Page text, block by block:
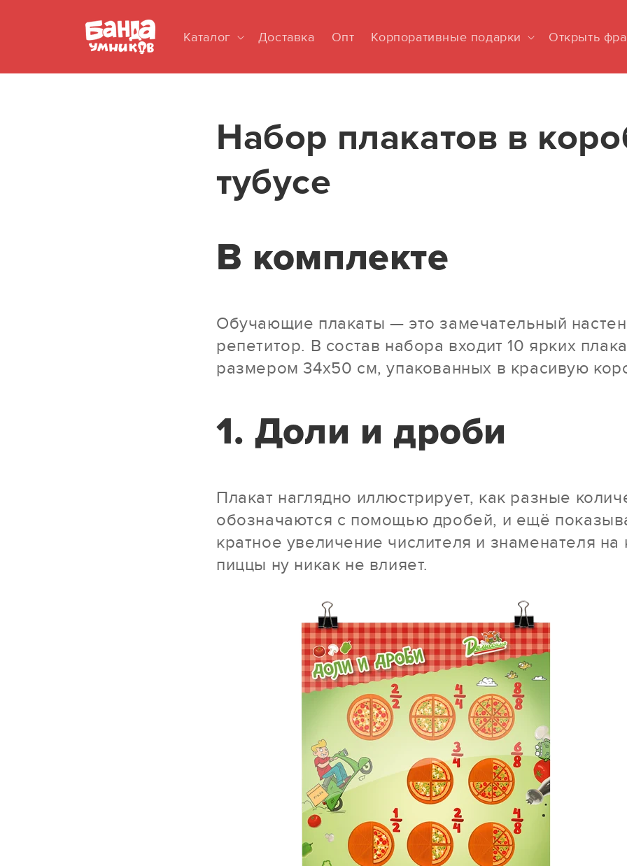
Каталог Доставка Опт Корпоративные подарки Открыть
Набор плакатов в
тубусе
В комплекте
Обучающие плакаты — это замечательный
репетитор. В состав набора входит 10 ярких
размером 34х50 см, упакованных в красивую
1. Доли и дроби
Плакат наглядно иллюстрирует, как разные
обозначаются с помощью дробей, и ещё
кратное увеличение числителя и знаменателя на
пиццы ну никак не влияет.